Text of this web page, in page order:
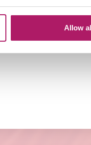
Allow
te nemen vanBalmain
genieten van